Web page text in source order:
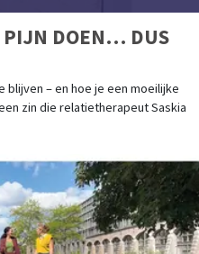
PIJN DOEN… DUS
blijven – en hoe je een moeilijke
zin die relatietherapeut Saskia